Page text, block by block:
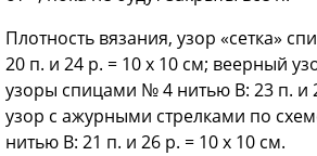
Плотность вязания, узор «сетка»
20 п. и 24 р. = 10 х 10 см; веерный
узоры спицами № 4 нитью В: 23 п. и
узор с ажурными стрелками по
нитью В: 21 п. и 26 р. = 10 х 10 см.